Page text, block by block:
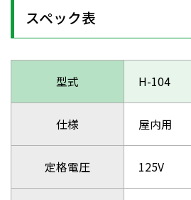
スペック表
型式 H-104
仕様 屋内用
定格電圧 125V